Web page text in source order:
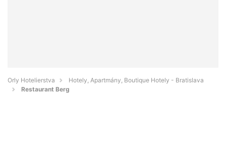
Orly Hotelierstva
Hotely, Apartmány, Boutique Hotely - Bratislava
Restaurant Berg